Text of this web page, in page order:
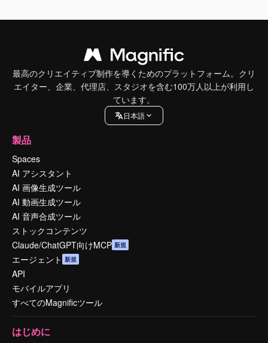
最高のクリエイティブ制作を導くためのプラットフォーム。クリ
エイター、企業、代理店、スタジオを含む100万人以上が利用し
ています。
日本語
製品
Spaces
AI アシスタント
AI 画像生成ツール
AI 動画生成ツール
AI 音声合成ツール
ストックコンテンツ
Claude/ChatGPT向けMCP 新規
エージェント 新規
API
モバイルアプリ
すべてのMagnificツール
はじめに